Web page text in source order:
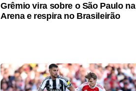
Grêmio vira sobre o São Paulo na
Arena e respira no Brasileirão